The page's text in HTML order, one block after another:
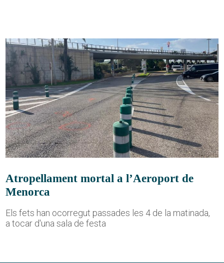
Atropellament mortal a l’Aeroport de
Menorca
Els fets han ocorregut passades les 4 de la matinada,
a tocar d'una sala de festa